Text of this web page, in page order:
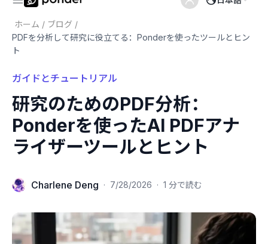
ホーム / ブログ /
PDFを分析して研究に役立てる：Ponderを使ったツールとヒン
ト
ガイドとチュートリアル
研究のためのPDF分析：
Ponderを使ったAI PDFアナ
ライザーツールとヒント
Charlene Deng · 7/28/2026 · 1 分で読む